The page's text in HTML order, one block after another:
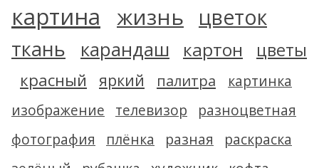
картина жизнь цветок
ткань карандаш картон цветы
красный яркий палитра
картинка
изображение
телевизор
разноцветная
фотография
плёнка разная
раскраска